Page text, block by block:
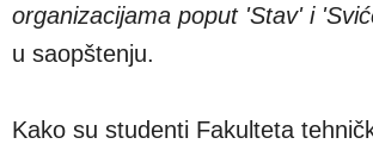
organizacijama poput 'Stav' i
u saopštenju.
Kako su studenti Fakulteta